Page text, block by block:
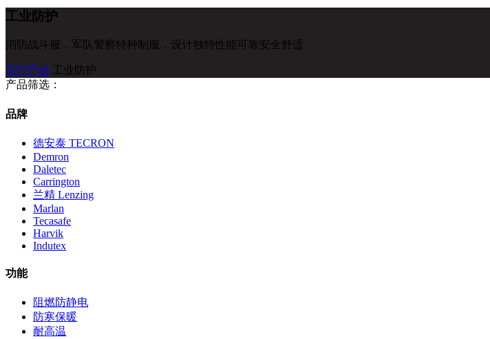
工业防护
消防战斗服，军队警察特种制服，设计独特性能可靠安全舒适
主打产品 工业防护
产品筛选：
品牌
德安泰 TECRON
Demron
Daletec
Carrington
兰精 Lenzing
Marlan
Tecasafe
Harvik
Indutex
功能
阻燃防静电
防寒保暖
耐高温